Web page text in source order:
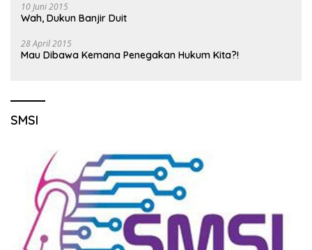
10 Juni 2015
Wah, Dukun Banjir Duit
28 April 2015
Mau Dibawa Kemana Penegakan Hukum Kita?!
SMSI